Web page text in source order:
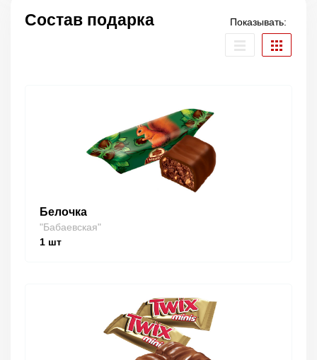
Состав подарка Показывать:
Белочка
"Бабаевская"
1 шт